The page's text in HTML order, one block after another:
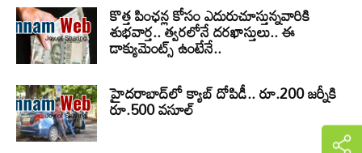
కొత్త పింఛన్ల కోసం ఎదురుచూస్తున్నవారికి
శుభవార్త.. త్వరలోనే దరఖాస్తులు.. ఈ
డాక్యుమెంట్స్ ఉంటేనే..
హైదరాబాద్‌లో క్యాబ్‌ దోపిడీ.. రూ.200 జర్నీకి
రూ.500 వసూల్